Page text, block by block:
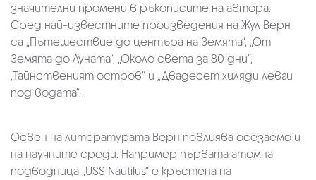
значителни промени в ръкописите на автора.
Сред най-известните произведения на Жул Верн
са „Пътешествие до центъра на Земята“, „От
Земята до Луната“, „Около света за 80 дни“,
„Тайнственият остров“ и „Двадесет хиляди левги
под водата“.
Освен на литературата Верн повлиява осезаемо и
на научните среди. Например първата атомна
подводница „USS Nautilus“ е кръстена на